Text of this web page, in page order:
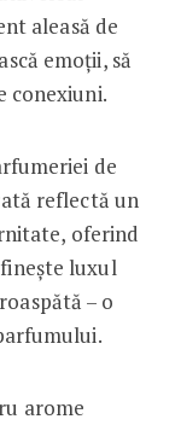
aleasă de
emoții, să
conexiuni.
de
reflectă un
oferind
luxul
– o
arome